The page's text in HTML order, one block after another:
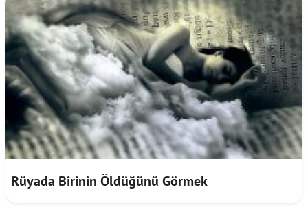
Rüyada Birinin Öldüğünü Görmek